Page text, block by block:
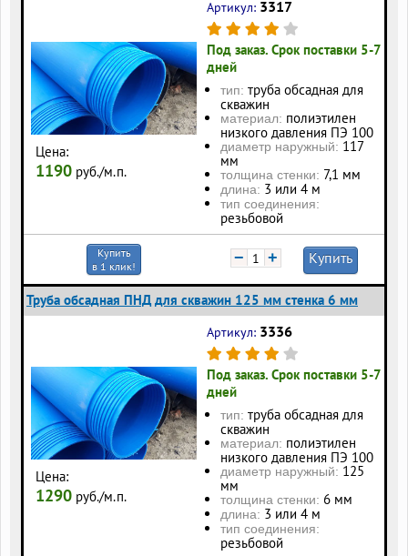
Цена:
1190 руб./м.п.
Артикул: 3317
Под заказ. Срок поставки 5-7
дней
тип: труба обсадная для
скважин
материал: полиэтилен
низкого давления ПЭ 100
диаметр наружный: 117
мм
толщина стенки: 7,1 мм
длина: 3 или 4 м
тип соединения:
резьбовой
Купить
в 1 клик!
− + Купить
Труба обсадная ПНД для скважин 125 мм стенка 6 мм
Цена:
1290 руб./м.п.
Артикул: 3336
Под заказ. Срок поставки 5-7
дней
тип: труба обсадная для
скважин
материал: полиэтилен
низкого давления ПЭ 100
диаметр наружный: 125
мм
толщина стенки: 6 мм
длина: 3 или 4 м
тип соединения:
резьбовой